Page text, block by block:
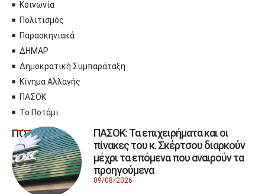
Κοινωνία
Πολιτισμός
Παρασκηνιακά
ΔΗΜΑΡ
Δημοκρατική Συμπαράταξη
Κίνημα Αλλαγής
ΠΑΣΟΚ
Το Ποτάμι
ΠΟΛΙΤΙΚΗ
ΠΑΣΟΚ: Τα επιχειρήματα και οι
πίνακες του κ. Σκέρτσου διαρκούν
μέχρι τα επόμενα που αναιρούν τα
προηγούμενα
09/08/2026